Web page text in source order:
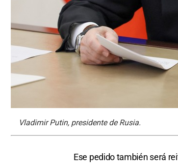
Vladimir Putin, presidente de Rusia.
Ese pedido también será